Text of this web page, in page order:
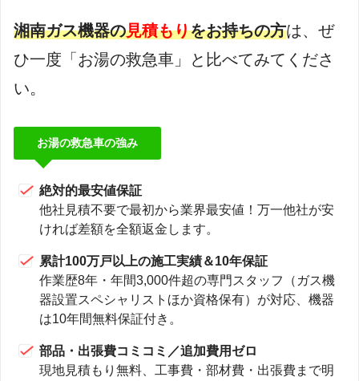
湘南ガス機器の見積もりをお持ちの方は、ぜ
ひ一度「お湯の救急車」と比べてみてくださ
い。
お湯の救急車の強み
絶対的最安値保証
他社見積不要で最初から業界最安値！万一他社が安
ければ差額を全額返金します。
累計100万戸以上の施工実績＆10年保証
作業歴8年・年間3,000件超の専門スタッフ（ガス機
器設置スペシャリストほか資格保有）が対応、機器
は10年間無料保証付き。
部品・出張費コミコミ／追加費用ゼロ
現地見積もり無料、工事費・部材費・出張費まで明